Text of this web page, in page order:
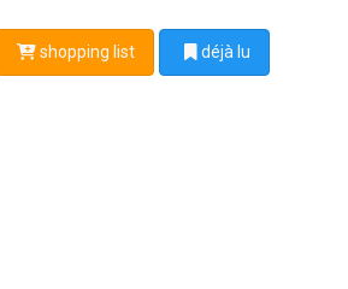
shopping list déjà lu